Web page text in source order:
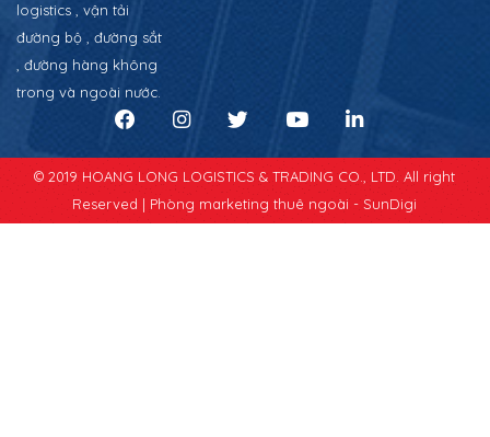
logistics , vận tải
đường bộ , đường sắt
, đường hàng không
trong và ngoài nước.
© 2019 HOANG LONG LOGISTICS & TRADING CO., LTD. All right
Reserved | Phòng marketing thuê ngoài - SunDigi